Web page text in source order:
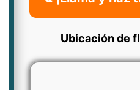
Ubicación de